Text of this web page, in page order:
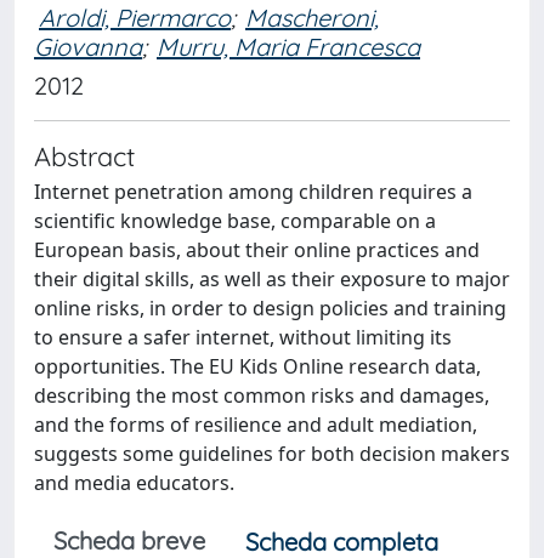
Aroldi, Piermarco; Mascheroni,
Giovanna; Murru, Maria Francesca
2012
Abstract
Internet penetration among children requires a
scientific knowledge base, comparable on a
European basis, about their online practices and
their digital skills, as well as their exposure to major
online risks, in order to design policies and training
to ensure a safer internet, without limiting its
opportunities. The EU Kids Online research data,
describing the most common risks and damages,
and the forms of resilience and adult mediation,
suggests some guidelines for both decision makers
and media educators.
Scheda breve
Scheda completa